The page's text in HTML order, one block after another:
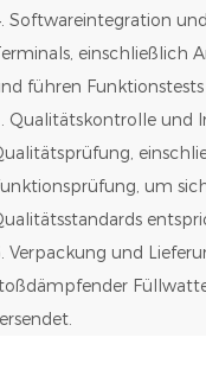
Softwareintegration
einschließlich
führen
Qualitätskontrolle und
um
Verpackung und